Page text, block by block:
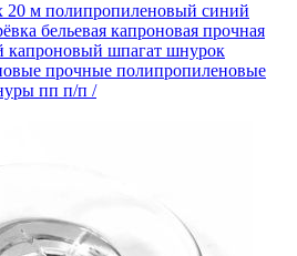
м полипропиленовый синий
бельевая капроновая прочная
капроновый шпагат шнурок
прочные полипропиленовые
пп п/п /